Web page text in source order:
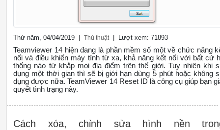
Thứ năm, 04/04/2019 |Thủ thuật | Lượt xem: 71893
Teamviewer 14 hiện đang là phần mềm số một về chức năng
nối và điều khiển máy tính từ xa, khả năng kết nối với bất cứ
thống nào từ khắp mọi địa điểm trên thế giới. Tuy nhiên khi
dụng một thời gian thì sẽ bị giới hạn dùng 5 phút hoặc không
dụng được nữa. TeamViewer 14 Reset ID là công cụ giúp bạn
quyết tình trạng này.
Cách xóa, chỉnh sửa hình nền